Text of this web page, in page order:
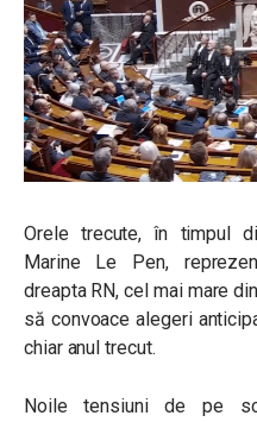
Orele trecute, în timpul
Marine Le Pen,
dreapta RN, cel mai mare
să convoace alegeri
chiar anul trecut.
Noile tensiuni de pe